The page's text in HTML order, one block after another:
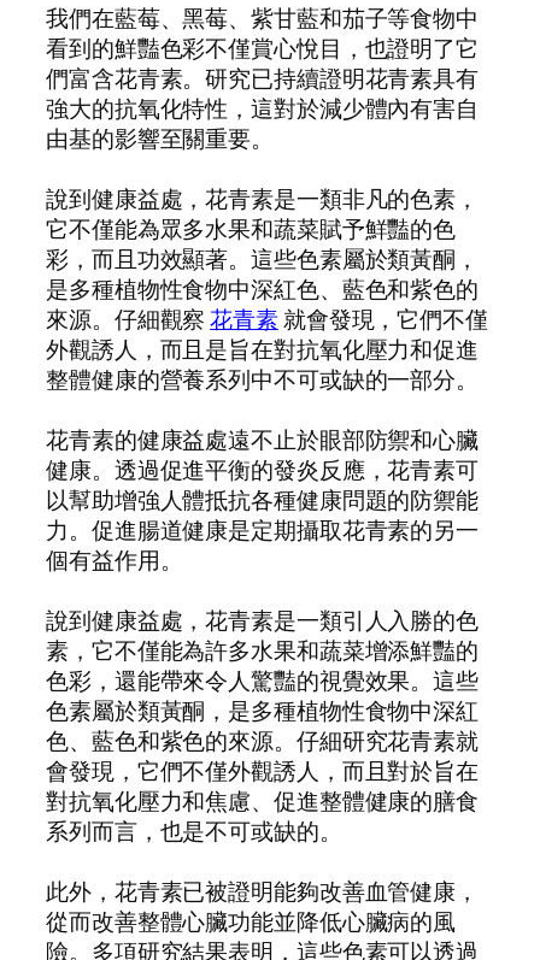
我們在藍莓、黑莓、紫甘藍和茄子等食物中
看到的鮮豔色彩不僅賞心悅目，也證明了它
們富含花青素。研究已持續證明花青素具有
強大的抗氧化特性，這對於減少體內有害自
由基的影響至關重要。
說到健康益處，花青素是一類非凡的色素，
它不僅能為眾多水果和蔬菜賦予鮮豔的色
彩，而且功效顯著。這些色素屬於類黃酮，
是多種植物性食物中深紅色、藍色和紫色的
來源。仔細觀察花青素就會發現，它們不僅
外觀誘人，而且是旨在對抗氧化壓力和促進
整體健康的營養系列中不可或缺的一部分。
花青素的健康益處遠不止於眼部防禦和心臟
健康。透過促進平衡的發炎反應，花青素可
以幫助增強人體抵抗各種健康問題的防禦能
力。促進腸道健康是定期攝取花青素的另一
個有益作用。
說到健康益處，花青素是一類引人入勝的色
素，它不僅能為許多水果和蔬菜增添鮮豔的
色彩，還能帶來令人驚豔的視覺效果。這些
色素屬於類黃酮，是多種植物性食物中深紅
色、藍色和紫色的來源。仔細研究花青素就
會發現，它們不僅外觀誘人，而且對於旨在
對抗氧化壓力和焦慮、促進整體健康的膳食
系列而言，也是不可或缺的。
此外，花青素已被證明能夠改善血管健康，
從而改善整體心臟功能並降低心臟病的風
險。多項研究結果表明，這些色素可以透過